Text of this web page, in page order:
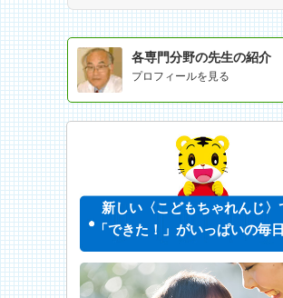
各専門分野の先生の紹介
プロフィールを見る
新しい〈こどもちゃれんじ〉
「できた！」がいっぱいの毎日